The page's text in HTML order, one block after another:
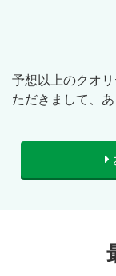
予想以上のクオ
ただきまして、